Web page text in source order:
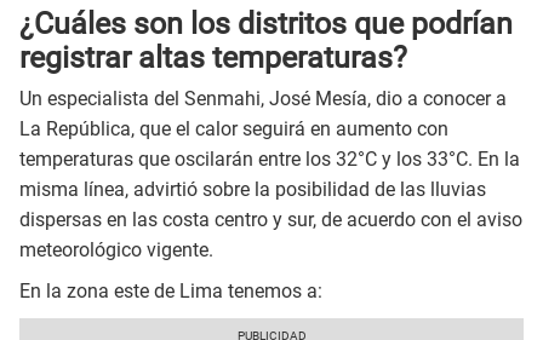
¿Cuáles son los distritos que podrían
registrar altas temperaturas?
Un especialista del Senmahi, José Mesía, dio a conocer a
La República, que el calor seguirá en aumento con
temperaturas que oscilarán entre los 32°C y los 33°C. En la
misma línea, advirtió sobre la posibilidad de las lluvias
dispersas en las costa centro y sur, de acuerdo con el aviso
meteorológico vigente.
En la zona este de Lima tenemos a: